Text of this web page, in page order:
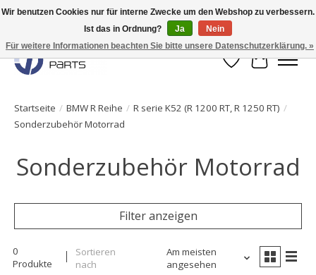
Originale Teile sofort lieferbar!
Wunschzettel
Ihr
Startseite / BMW R Reihe / R serie K52 (R 1200 RT, R 1250 RT) /
Sonderzubehör Motorrad
Sonderzubehör Motorrad
Filter anzeigen
0
Produkte
Sortieren
nach
Am meisten
angesehen
Wir benutzen Cookies nur für interne Zwecke um den Webshop zu verbessern.
Ist das in Ordnung?
Ja
Nein
Für weitere Informationen beachten Sie bitte unsere Datenschutzerklärung. »